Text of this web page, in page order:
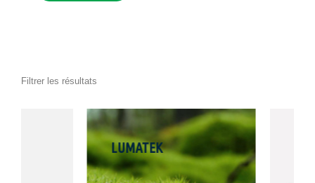
Filtrer les résultats
LUMATEK